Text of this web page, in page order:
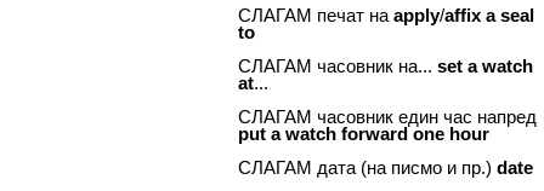
СЛАГАМ печат наapply/affix a seal
to
СЛАГАМ часовник на...set a watch
at...
СЛАГАМ часовник един час напред
put a watch forward one hour
СЛАГАМ дата (на писмо и пр.)date